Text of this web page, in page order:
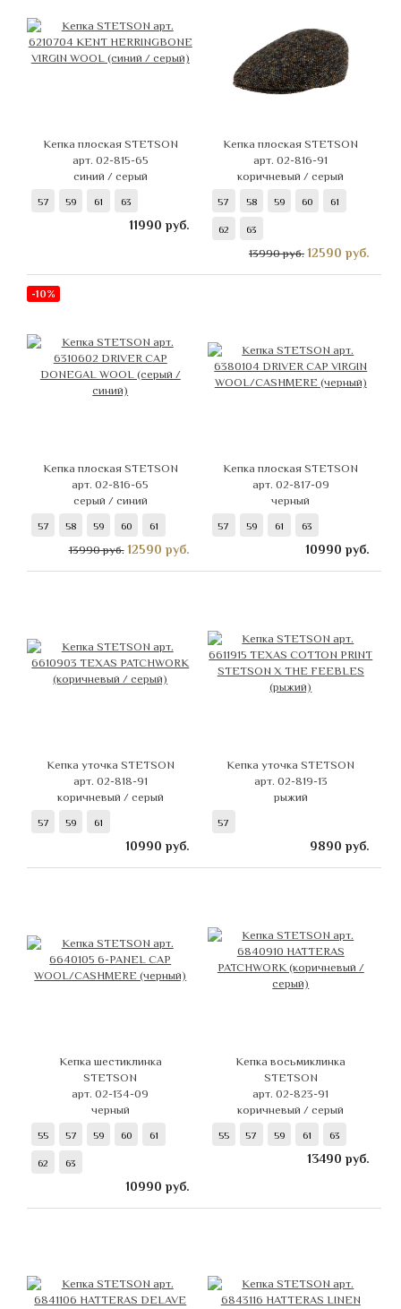
Кепка плоская STETSON
арт. 02-815-65
синий / серый
57 59 61 63
11990 руб.
Кепка плоская STETSON
арт. 02-816-91
коричневый / серый
57 58 59 60 61
62 63
13990 руб. 12590 руб.
-10%
Кепка плоская STETSON
арт. 02-816-65
серый / синий
57 58 59 60 61
13990 руб. 12590 руб.
Кепка плоская STETSON
арт. 02-817-09
черный
57 59 61 63
10990 руб.
Кепка уточка STETSON
арт. 02-818-91
коричневый / серый
57 59 61
10990 руб.
Кепка уточка STETSON
арт. 02-819-13
рыжий
57
9890 руб.
Кепка шестиклинка
STETSON
арт. 02-134-09
черный
55 57 59 60 61
62 63
10990 руб.
Кепка восьмиклинка
STETSON
арт. 02-823-91
коричневый / серый
55 57 59 61 63
13490 руб.